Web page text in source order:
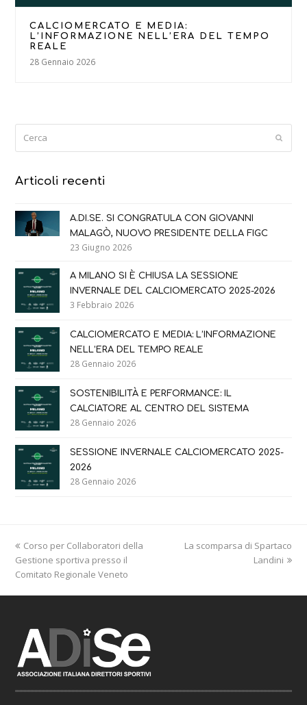
CALCIOMERCATO E MEDIA:
L’INFORMAZIONE NELL’ERA DEL TEMPO
REALE
28 Gennaio 2026
Submit
Articoli recenti
A.DI.SE. SI CONGRATULA CON GIOVANNI
MALAGÒ, NUOVO PRESIDENTE DELLA FIGC
23 Giugno 2026
A MILANO SI È CHIUSA LA SESSIONE
INVERNALE DEL CALCIOMERCATO 2025-2026
3 Febbraio 2026
CALCIOMERCATO E MEDIA: L’INFORMAZIONE
NELL’ERA DEL TEMPO REALE
28 Gennaio 2026
SOSTENIBILITÀ E PERFORMANCE: IL
CALCIATORE AL CENTRO DEL SISTEMA
28 Gennaio 2026
SESSIONE INVERNALE CALCIOMERCATO 2025-
2026
28 Gennaio 2026
previous
post:
Corso per Collaboratori della
Gestione sportiva presso il
Comitato Regionale Veneto
next
La scomparsa di Spartaco
Landini